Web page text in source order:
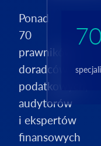
Ponad
70
prawników,
doradców
podatkowych,
audytorów
i ekspertów
finansowych